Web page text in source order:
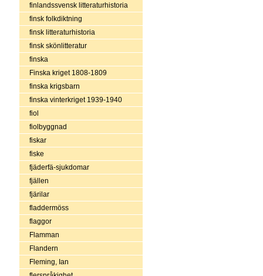
finlandssvensk litteraturhistoria
finsk folkdiktning
finsk litteraturhistoria
finsk skönlitteratur
finska
Finska kriget 1808-1809
finska krigsbarn
finska vinterkriget 1939-1940
fiol
fiolbyggnad
fiskar
fiske
fjäderfä-sjukdomar
fjällen
fjärilar
fladdermöss
flaggor
Flamman
Flandern
Fleming, Ian